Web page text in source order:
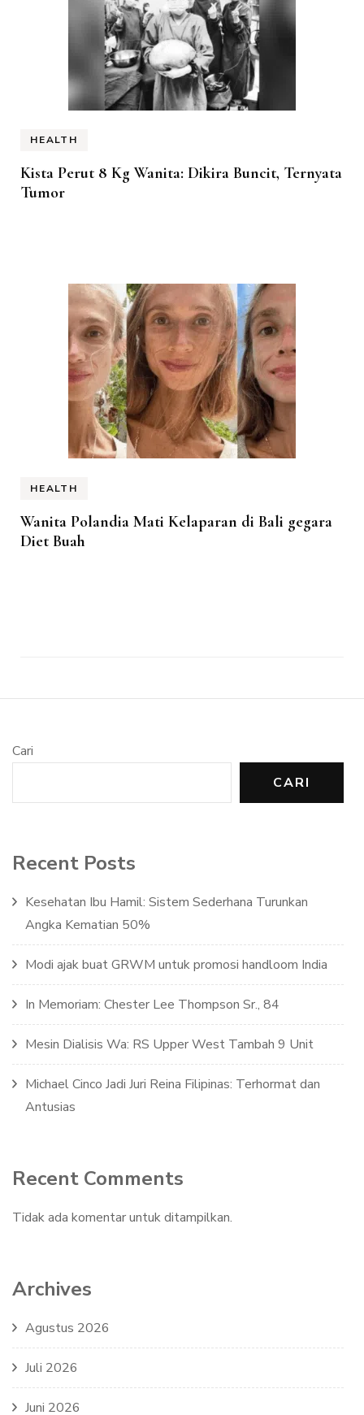
HEALTH
Kista Perut 8 Kg Wanita: Dikira Buncit, Ternyata
Tumor
HEALTH
Wanita Polandia Mati Kelaparan di Bali gegara
Diet Buah
Cari
CARI
Recent Posts
Kesehatan Ibu Hamil: Sistem Sederhana Turunkan
Angka Kematian 50%
Modi ajak buat GRWM untuk promosi handloom India
In Memoriam: Chester Lee Thompson Sr., 84
Mesin Dialisis Wa: RS Upper West Tambah 9 Unit
Michael Cinco Jadi Juri Reina Filipinas: Terhormat dan
Antusias
Recent Comments
Tidak ada komentar untuk ditampilkan.
Archives
Agustus 2026
Juli 2026
Juni 2026